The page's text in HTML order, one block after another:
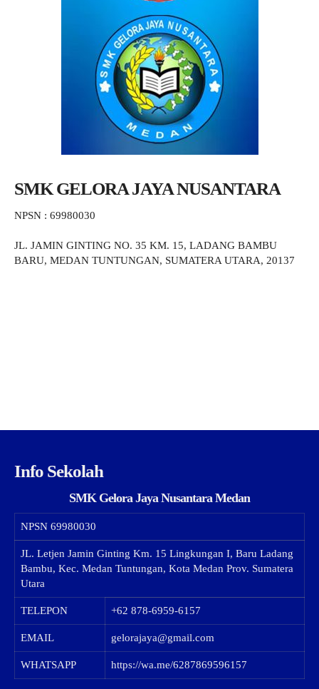
SMK GELORA JAYA NUSANTARA
NPSN : 69980030
JL. JAMIN GINTING NO. 35 KM. 15, LADANG BAMBU
BARU, MEDAN TUNTUNGAN, SUMATERA UTARA, 20137
Info Sekolah
SMK Gelora Jaya Nusantara Medan
NPSN 69980030
JL. Letjen Jamin Ginting Km. 15 Lingkungan I, Baru Ladang
Bambu, Kec. Medan Tuntungan, Kota Medan Prov. Sumatera
Utara
TELEPON +62 878-6959-6157
EMAIL gelorajaya@gmail.com
WHATSAPP https://wa.me/6287869596157